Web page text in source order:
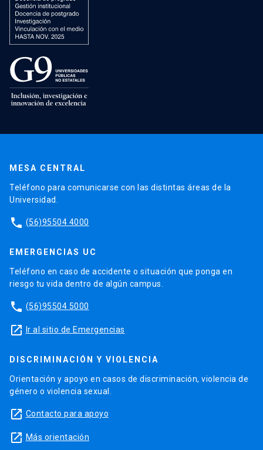
MESA CENTRAL
Teléfono para comunicarse con las distintas áreas de la
Universidad.
phone (56)95504 4000
EMERGENCIAS UC
Teléfono en caso de accidente o situación que ponga en
riesgo tu vida dentro de algún campus.
phone (56)95504 5000
launch Ir al sitio de Emergencias
DISCRIMINACIÓN Y VIOLENCIA
Orientación y apoyo en casos de discriminación, violencia de
género o violencia sexual.
launch Contacto para apoyo
launch Más orientación